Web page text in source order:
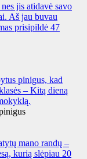
jis atidavė savo
Aš jau buvau
prisipildė 47
pinigus, kad
– Kitą dieną
mano randų –
kurią slėpiau 20